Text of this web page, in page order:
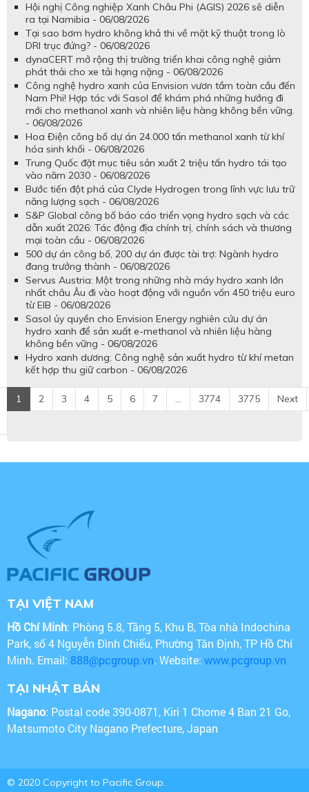
Hội nghị Công nghiệp Xanh Châu Phi (AGIS) 2026 sẽ diễn
ra tại Namibia - 06/08/2026
Tại sao bơm hydro không khả thi về mặt kỹ thuật trong lò
DRI trục đứng? - 06/08/2026
dynaCERT mở rộng thị trường triển khai công nghệ giảm
phát thải cho xe tải hạng nặng - 06/08/2026
Công nghệ hydro xanh của Envision vươn tầm toàn cầu đến
Nam Phi! Hợp tác với Sasol để khám phá những hướng đi
mới cho methanol xanh và nhiên liệu hàng không bền vững.
- 06/08/2026
Hoa Điện công bố dự án 24.000 tấn methanol xanh từ khí
hóa sinh khối - 06/08/2026
Trung Quốc đặt mục tiêu sản xuất 2 triệu tấn hydro tái tạo
vào năm 2030 - 06/08/2026
Bước tiến đột phá của Clyde Hydrogen trong lĩnh vực lưu trữ
năng lượng sạch - 06/08/2026
S&P Global công bố báo cáo triển vọng hydro sạch và các
dẫn xuất 2026: Tác động địa chính trị, chính sách và thương
mại toàn cầu - 06/08/2026
500 dự án công bố, 200 dự án được tài trợ: Ngành hydro
đang trưởng thành - 06/08/2026
Servus Austria: Một trong những nhà máy hydro xanh lớn
nhất châu Âu đi vào hoạt động với nguồn vốn 450 triệu euro
từ EIB - 06/08/2026
Sasol ủy quyền cho Envision Energy nghiên cứu dự án
hydro xanh để sản xuất e-methanol và nhiên liệu hàng
không bền vững - 06/08/2026
Hydro xanh dương: Công nghệ sản xuất hydro từ khí metan
kết hợp thu giữ carbon - 06/08/2026
1 2 3 4 5 6 7 ... 3774 3775 Next
TẠI VIỆT NAM
Hồ Chí Minh: Phòng 5.8, Tầng 5, Khu B, Tòa nhà Indochina
Park, số 4 Nguyễn Đình Chiểu, Phường Tân Định, TP Hồ Chí
Minh. Email: 888@pcgroup.vn. Website: www.pcgroup.vn
TẠI NHẬT BẢN
Nagano: Postal code 390-0871, Kiri 1 Chome 4 Ban 21 Go,
Matsumoto City Nagano Prefecture, Japan
© 2020 Copyright to Pacific Group.